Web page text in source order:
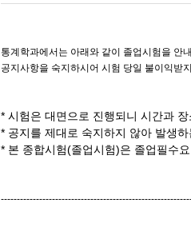
통계학과에서는 아래와 같이 졸업시험을 안
공지사항을 숙지하시어 시험 당일 불이익받
* 시험은 대면으로 진행되니 시간과
* 공지를 제대로 숙지하지 않아 발생
* 본 종합시험(졸업시험)은 졸업필수